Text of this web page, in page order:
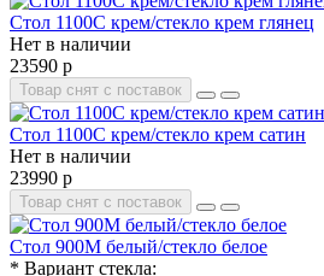
Стол 1100С крем/стекло крем глянец
Нет в наличии
23590 р
Товар снят с поставок
Стол 1100С крем/стекло крем сатин
Нет в наличии
23990 р
Товар снят с поставок
Стол 900М белый/стекло белое
* Вариант стекла: